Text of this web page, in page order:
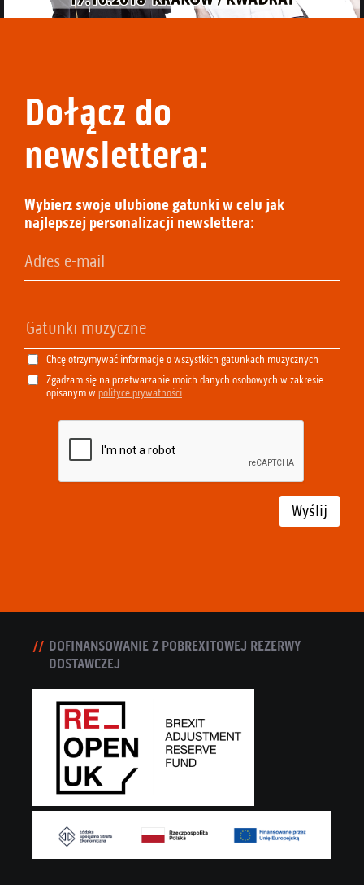
Dołącz do
newslettera:
Wybierz swoje ulubione gatunki w celu jak
najlepszej personalizacji newslettera:
Chcę otrzymywać informacje o wszystkich gatunkach muzycznych
Zgadzam się na przetwarzanie moich danych osobowych w zakresie
opisanym w polityce prywatności.
Wyślij
DOFINANSOWANIE Z POBREXITOWEJ REZERWY
DOSTAWCZEJ